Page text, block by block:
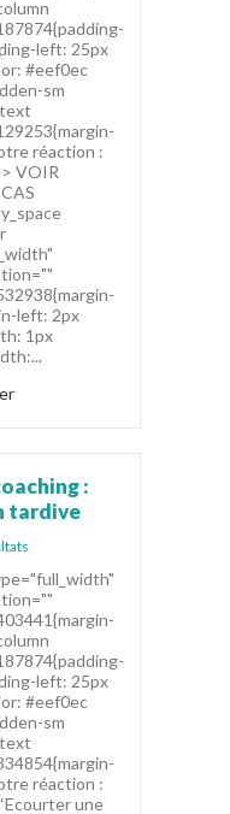
left: 25px
#eef0ec
sm
réaction :
VOIR
left: 2px
1px
:
tardive
left: 25px
#eef0ec
sm
réaction :
une